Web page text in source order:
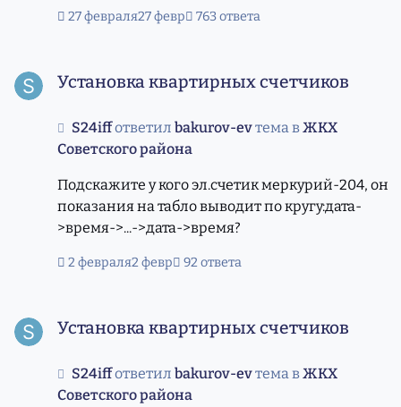
27 февраля27 февр 763 ответа
Установка квартирных счетчиков
S24iffответилbakurov-evтема вЖКХ
Советского района
Подскажите у кого эл.счетик меркурий-204, он
показания на табло выводит по кругу:дата-
>время->...->дата->время?
2 февраля2 февр 92 ответа
Установка квартирных счетчиков
S24iffответилbakurov-evтема вЖКХ
Советского района